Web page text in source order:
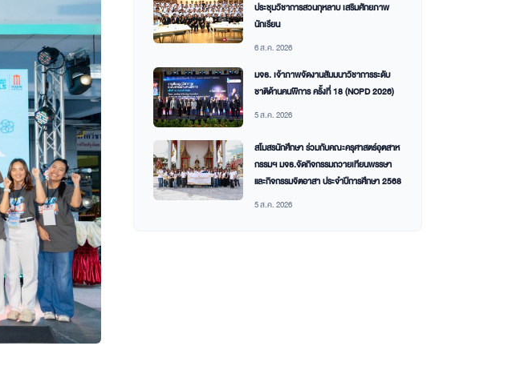
ประชุมวิชาการสวนกุหลาบ เสริมศักยภาพ
นักเรียน
6 ส.ค. 2026
มจธ. เจ้าภาพจัดงานสัมมนาวิชาการระดับ
ชาติด้านคนพิการ ครั้งที่ 18 (NCPD 2026)
5 ส.ค. 2026
สโมสรนักศึกษา ร่วมกับคณะครุศาสตร์อุตสาห
กรรมฯ มจธ.จัดกิจกรรมถวายเทียนพรรษา
และกิจกรรมจิตอาสา ประจำปีการศึกษา 2568
5 ส.ค. 2026